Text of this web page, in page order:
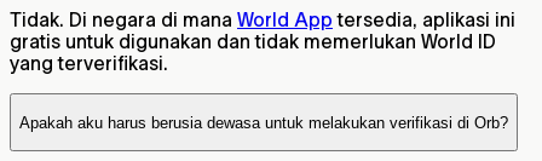
Tidak. Di negara di mana World App tersedia, aplikasi ini
gratis untuk digunakan dan tidak memerlukan World ID
yang terverifikasi.
Apakah aku harus berusia dewasa untuk melakukan verifikasi di Orb?